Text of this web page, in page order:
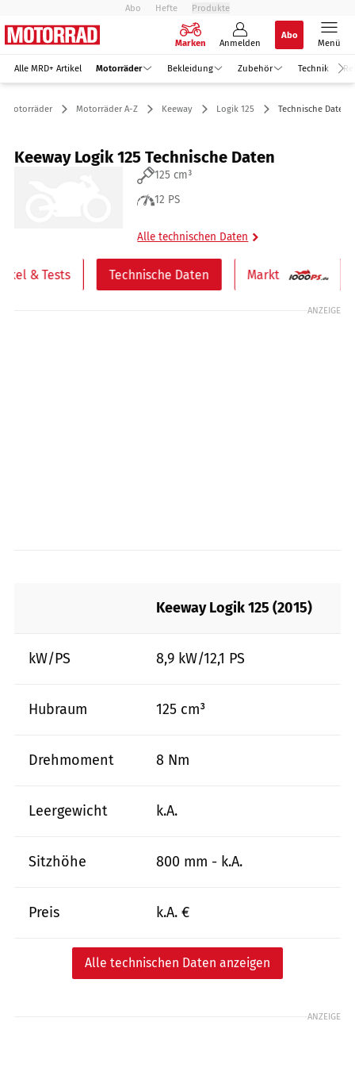
Abo Hefte Produkte
Marken Anmelden
Abo
Menü
Alle MRD+ Artikel Motorräder Bekleidung Zubehör Technik
Motorräder Motorräder A-Z Keeway Logik 125 Technische Daten
Keeway Logik 125 Technische Daten
125 cm³
12 PS
Alle technischen Daten
& Tests Technische Daten Markt
ANZEIGE
Keeway Logik 125 (2015)
kW/PS 8,9 kW/12,1 PS
Hubraum 125 cm³
Drehmoment 8 Nm
Leergewicht k.A.
Sitzhöhe 800 mm - k.A.
Preis k.A. €
Alle technischen Daten anzeigen
ANZEIGE